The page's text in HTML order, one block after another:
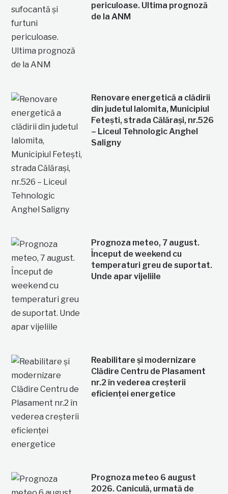
periculoase. Ultima prognoză
de la ANM
Renovare energetică a clădirii
din judetul Ialomita, Municipiul
Fetești, strada Călărași, nr.526
– Liceul Tehnologic Anghel
Saligny
Prognoza meteo, 7 august.
Început de weekend cu
temperaturi greu de suportat.
Unde apar vijeliile
Reabilitare și modernizare
Clădire Centru de Plasament
nr.2 în vederea creșterii
eficienței energetice
Prognoza meteo 6 august
2026. Caniculă, urmată de